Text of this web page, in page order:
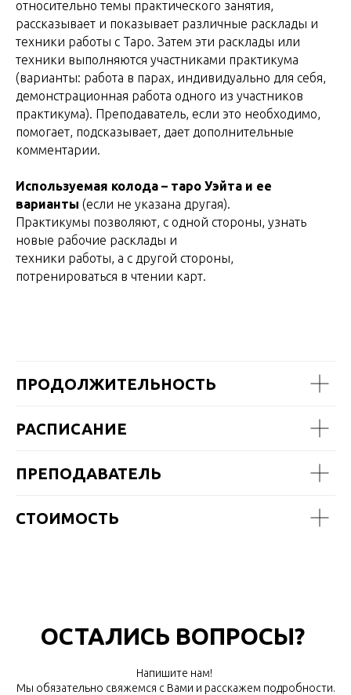
относительно темы практического занятия,
рассказывает и показывает различные расклады и
техники работы с Таро. Затем эти расклады или
техники выполняются участниками практикума
(варианты: работа в парах, индивидуально для себя,
демонстрационная работа одного из участников
практикума). Преподаватель, если это необходимо,
помогает, подсказывает, дает дополнительные
комментарии.
Используемая колода – таро Уэйта и ее
варианты (если не указана другая).
Практикумы позволяют, с одной стороны, узнать
новые рабочие расклады и
техники работы, а с другой стороны,
потренироваться в чтении карт.
ПРОДОЛЖИТЕЛЬНОСТЬ
РАСПИСАНИЕ
ПРЕПОДАВАТЕЛЬ
СТОИМОСТЬ
ОСТАЛИСЬ ВОПРОСЫ?
Напишите нам!
Мы обязательно свяжемся с Вами и расскажем подробности.